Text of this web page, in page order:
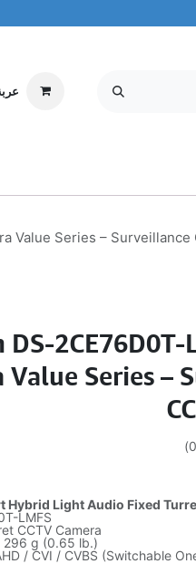
Value Series – Surveillance
2CE76D0T-
Value Series –
Hybrid Light Audio Fixed
LMFS
CCTV Camera
296 g (0.65 lb.)
/ CVI / CVBS (Switchable